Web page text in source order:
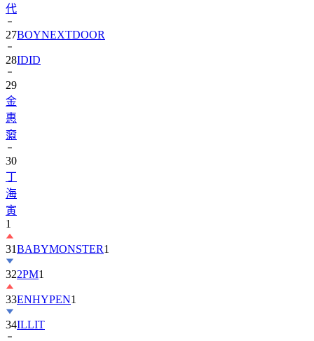
代
27BOYNEXTDOOR
28IDID
29
金
惠
奫
30
丁
海
寅
1
31BABYMONSTER1
322PM1
33ENHYPEN1
34ILLIT